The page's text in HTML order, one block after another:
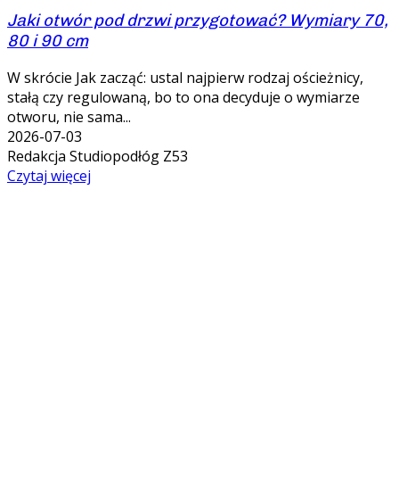
Jaki otwór pod drzwi przygotować? Wymiary 70,
80 i 90 cm
W skrócie Jak zacząć: ustal najpierw rodzaj ościeżnicy,
stałą czy regulowaną, bo to ona decyduje o wymiarze
otworu, nie sama...
2026-07-03
Redakcja Studiopodłóg Z53
Czytaj więcej